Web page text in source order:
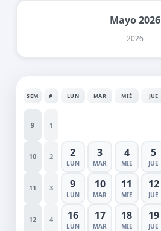
Mayo 2026
2026
SEM # LUN MAR MIÉ JUE
9 1
10 2 2
LUN
3
MAR
4
MIE
5
JUE
11 3 9
LUN
10
MAR
11
MIE
12
JUE
12 4 16
LUN
17
MAR
18
MIE
19
JUE